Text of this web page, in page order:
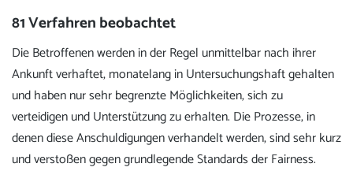
81 Verfahren beobachtet
Die Betroffenen werden in der Regel unmittelbar nach ihrer
Ankunft verhaftet, monatelang in Untersuchungshaft gehalten
und haben nur sehr begrenzte Möglichkeiten, sich zu
verteidigen und Unterstützung zu erhalten. Die Prozesse, in
denen diese Anschuldigungen verhandelt werden, sind sehr kurz
und verstoßen gegen grundlegende Standards der Fairness.